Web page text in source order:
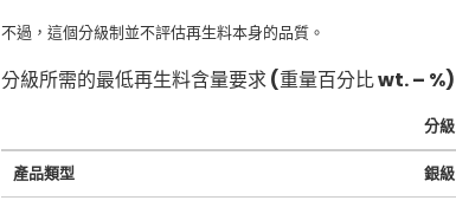
不過，這個分級制並不評估再生料本身的品質。
分級所需的最低再生料含量要求 (重量百分比 wt. – %)
分級
產品類型 銀級